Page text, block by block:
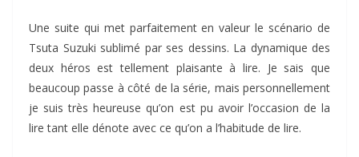
Une suite qui met parfaitement en valeur le scénario de
Tsuta Suzuki sublimé par ses dessins. La dynamique des
deux héros est tellement plaisante à lire. Je sais que
beaucoup passe à côté de la série, mais personnellement
je suis très heureuse qu’on est pu avoir l’occasion de la
lire tant elle dénote avec ce qu’on a l’habitude de lire.